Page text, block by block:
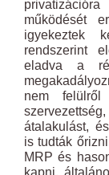
működését
igyekeztek
rendszerint
eladva a
nem
átalakulást,
is tudták
MRP és
kapni,